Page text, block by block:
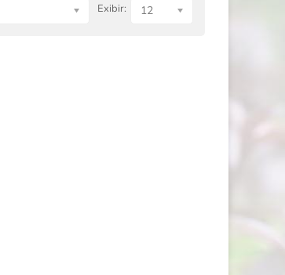
Exibir: 12